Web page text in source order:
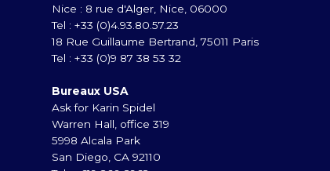
Nice : 8 rue d'Alger, Nice, 06000
Tel : +33 (0)4.93.80.57.23
18 Rue Guillaume Bertrand, 75011 Paris
Tel : +33 (0)9 87 38 53 32
Bureaux USA
Ask for Karin Spidel
Warren Hall, office 319
5998 Alcala Park
San Diego, CA 92110